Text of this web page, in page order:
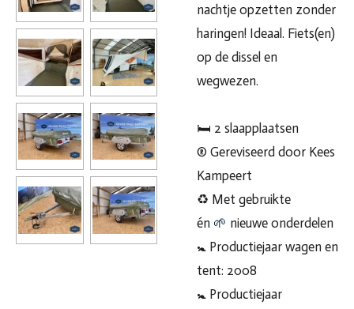
nachtje opzetten zonder
haringen! Ideaal. Fiets(en)
op de dissel en
wegwezen.
🛏 2 slaapplaatsen
® Gereviseerd door Kees
Kampeert
♻️ Met gebruikte
én 🌱 nieuwe onderdelen
🚼 Productiejaar wagen en
tent: 2008
🚼 Productiejaar